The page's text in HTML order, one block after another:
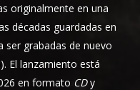
originalmente en una
décadas guardadas en
ser grabadas de nuevo
El lanzamiento está
en formato CDy